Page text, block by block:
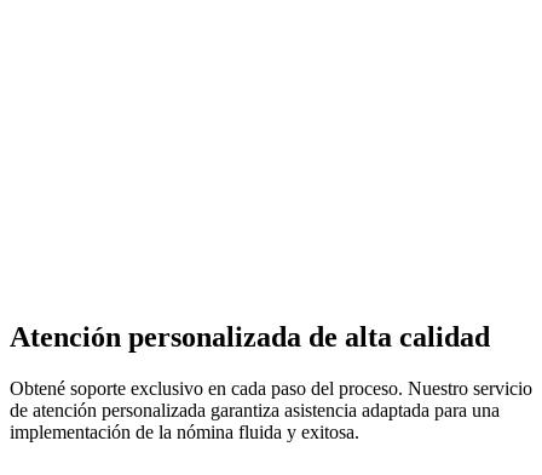
Atención personalizada de alta calidad
Obtené soporte exclusivo en cada paso del proceso. Nuestro servicio
de atención personalizada garantiza asistencia adaptada para una
implementación de la nómina fluida y exitosa.